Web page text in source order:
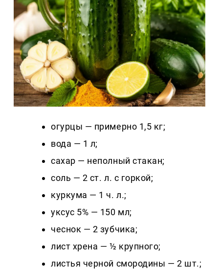
огурцы — примерно 1,5 кг;
вода — 1 л;
сахар — неполный стакан;
соль — 2 ст. л. с горкой;
куркума — 1 ч. л.;
уксус 5% — 150 мл;
чеснок — 2 зубчика;
лист хрена — ½ крупного;
листья черной смородины — 2 шт.;